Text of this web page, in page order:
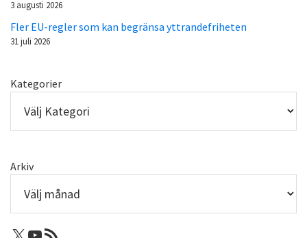
3 augusti 2026
Fler EU-regler som kan begränsa yttrandefriheten
31 juli 2026
Kategorier
Arkiv
X: Femtejuli
Youtube
RSS-flöde